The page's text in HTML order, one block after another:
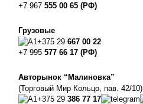
+7 967 555 00 65 (РФ)
Грузовые
+375 29 667 00 22
+7 995 577 66 17 (РФ)
Авторынок “Малиновка”
(Торговый Мир Кольцо, пав. 42/10)
+375 29 386 77 17